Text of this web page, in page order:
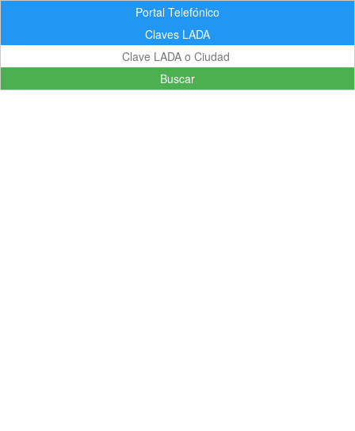
Portal Telefónico
Claves LADA
Buscar